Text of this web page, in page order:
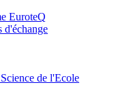
EuroteQ
d'échange
de l'Ecole